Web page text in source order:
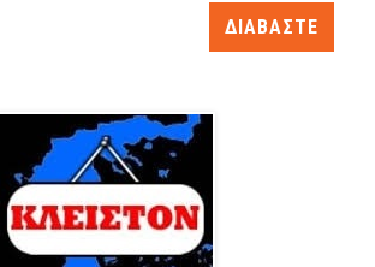
ΔΙΑΒΑΣΤΕ